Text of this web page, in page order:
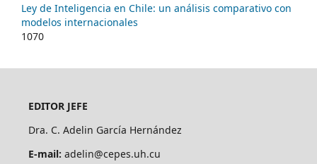
Ley de Inteligencia en Chile: un análisis comparativo con
modelos internacionales
1070
EDITOR JEFE
Dra. C. Adelin García Hernández
E-mail: adelin@cepes.uh.cu